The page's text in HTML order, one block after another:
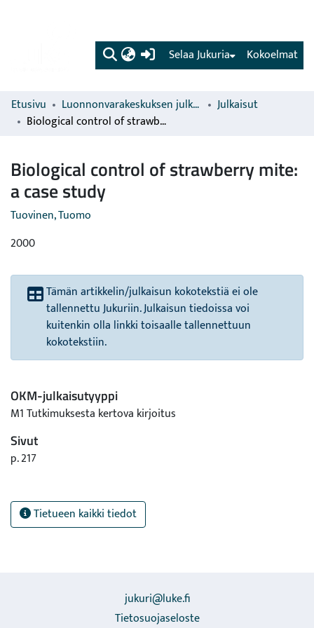
(current) Kokoelmat
Selaa Jukuria
Etusivu Luonnonvarakeskuksen julkaisut
Julkaisut
Biological control of strawberry mite: a case study
Biological control of strawberry mite:
a case study
Tuovinen, Tuomo
2000
Tämän artikkelin/julkaisun kokotekstiä ei ole
tallennettu Jukuriin. Julkaisun tiedoissa voi
kuitenkin olla linkki toisaalle tallennettuun
kokotekstiin.
OKM-julkaisutyyppi
M1 Tutkimuksesta kertova kirjoitus
Sivut
p. 217
Tietueen kaikki tiedot
jukuri@luke.fi
Tietosuojaseloste